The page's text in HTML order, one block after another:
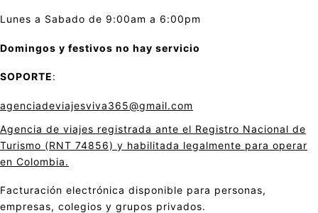
Lunes a Sabado de 9:00am a 6:00pm
Domingos y festivos no hay servicio
SOPORTE:
agenciadeviajesviva365@gmail.com
Agencia de viajes registrada ante el Registro Nacional de
Turismo (RNT 74856) y habilitada legalmente para operar
en Colombia.
Facturación electrónica disponible para personas,
empresas, colegios y grupos privados.